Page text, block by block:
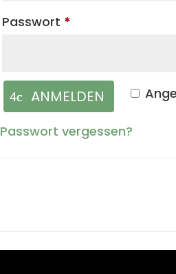
Passwort *
ANMELDEN
Passwort vergessen?